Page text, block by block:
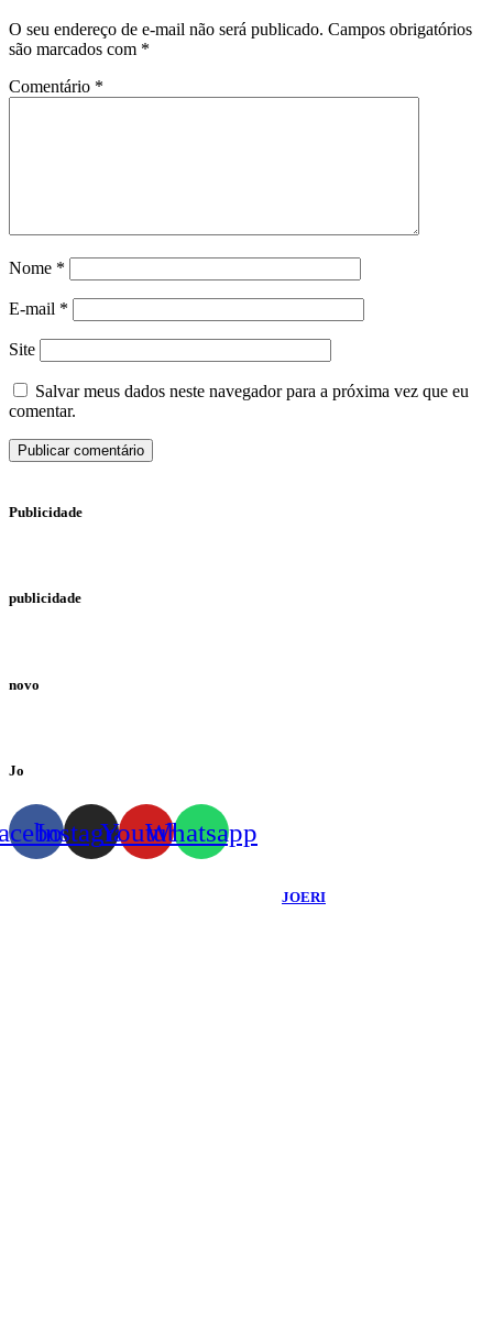
O seu endereço de e-mail não será publicado. Campos obrigatórios
são marcados com *
Comentário *
Nome *
E-mail *
Site
Salvar meus dados neste navegador para a próxima vez que eu
comentar.
Publicidade
publicidade
novo
Jo
InstagramYoutubeWhatsapp
JOERI